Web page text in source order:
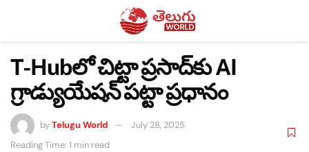
T-Hubలో చిట్టా ప్రసాద్‌కు AI
గ్రాడ్యుయేషన్ పట్టా ప్రధానం
byTelugu World
July 28, 2025
Reading Time: 1 min read